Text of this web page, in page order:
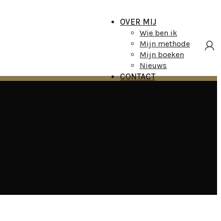
OVER MIJ
Wie ben ik
Mijn methode
Mijn boeken
Nieuws
CONTACT